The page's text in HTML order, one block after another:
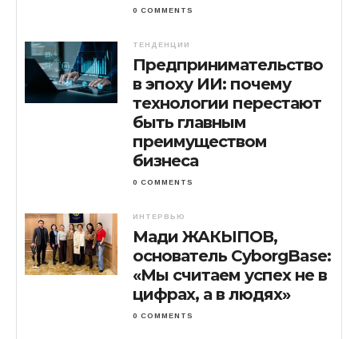
0 COMMENTS
ТЕНДЕНЦИИ
Предпринимательство
в эпоху ИИ: почему
технологии перестают
быть главным
преимуществом
бизнеса
0 COMMENTS
ИНТЕРВЬЮ
Мади ЖАКЫПОВ,
основатель CyborgBase:
«Мы считаем успех не в
цифрах, а в людях»
0 COMMENTS